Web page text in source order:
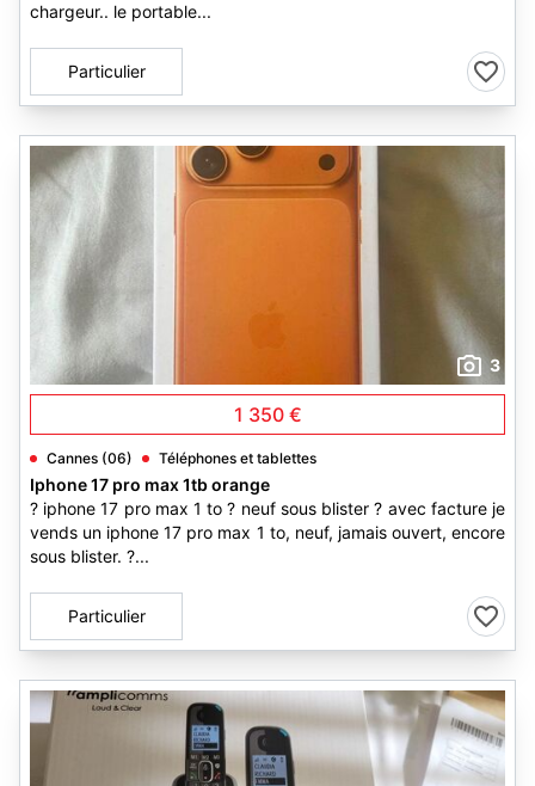
chargeur.. le portable...
Particulier
3
1 350 €
Cannes (06) Téléphones et tablettes
Iphone 17 pro max 1tb orange
? iphone 17 pro max 1 to ? neuf sous blister ? avec facture je
vends un iphone 17 pro max 1 to, neuf, jamais ouvert, encore
sous blister. ?...
Particulier